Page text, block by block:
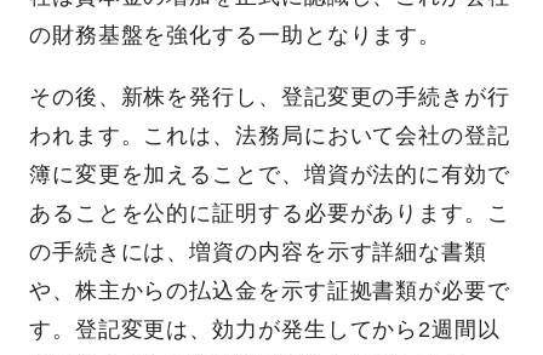
の財務基盤を強化する一助となります。
その後、新株を発行し、登記変更の手続きが行
われます。これは、法務局において会社の登記
簿に変更を加えることで、増資が法的に有効で
あることを公的に証明する必要があります。こ
の手続きには、増資の内容を示す詳細な書類
や、株主からの払込金を示す証拠書類が必要で
す。登記変更は、効力が発生してから2週間以